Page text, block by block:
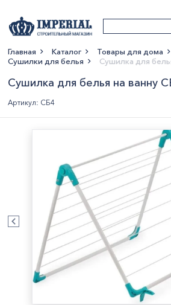
Главная Каталог
Товары для дома
Сушилки для белья
Сушилка для
Сушилка для белья на ванну
Артикул: СБ4